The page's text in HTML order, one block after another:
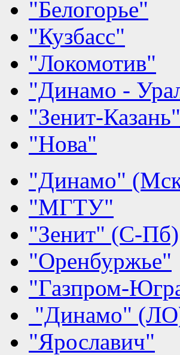
"Белогорье"
"Кузбасс"
"Локомотив"
"Динамо -
"Зенит-Казань"
"Нова"
"Динамо"
"МГТУ"
"Зенит" (С-Пб)
"Оренбуржье"
"Газпром-
"Динамо"
"Ярославич"